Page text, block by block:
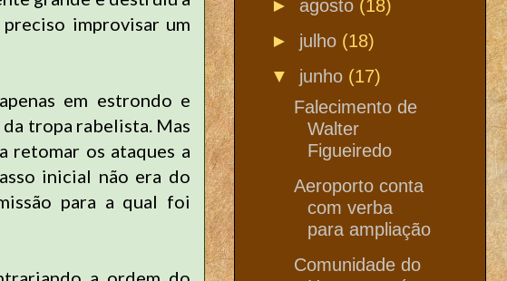
improvisar um
em estrondo e
tropa rabelista. Mas
retomar os ataques a
inicial não era do
para a qual foi
► agosto (18)
► julho (18)
▼ junho (17)
Falecimento de
Walter
Figueiredo
Aeroporto conta
com verba
para ampliação
Comunidade do